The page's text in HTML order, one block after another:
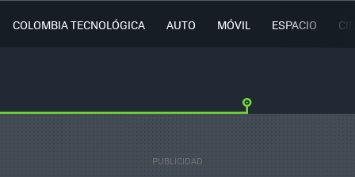
COLOMBIA TECNOLÓGICA AUTO MÓVIL ESPACIO